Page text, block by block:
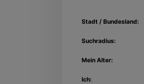
Stadt / Bundesland:
Suchradius:
Mein Alter:
Ich: